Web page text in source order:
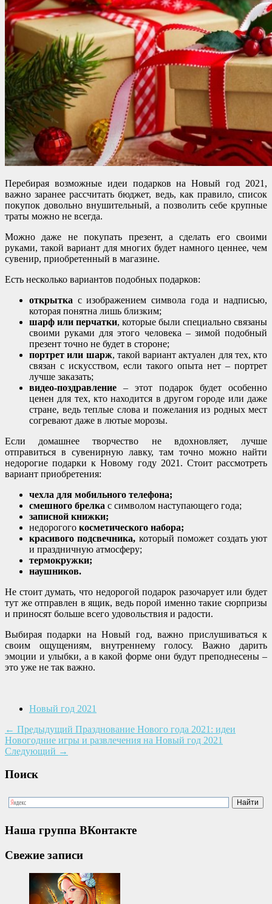
Перебирая возможные идеи подарков на Новый год 2021,
важно заранее рассчитать бюджет, ведь, как правило, список
покупок довольно внушительный, а позволить себе крупные
траты можно не всегда.
Можно даже не покупать презент, а сделать его своими
руками, такой вариант для многих будет намного ценнее, чем
сувенир, приобретенный в магазине.
Есть несколько вариантов подобных подарков:
открытка с изображением символа года и надписью,
которая понятна лишь близким;
шарф или перчатки, которые были специально связаны
своими руками для этого человека – зимой подобный
презент точно не будет в стороне;
портрет или шарж, такой вариант актуален для тех, кто
связан с искусством, если такого опыта нет – портрет
лучше заказать;
видео-поздравление – этот подарок будет особенно
ценен для тех, кто находится в другом городе или даже
стране, ведь теплые слова и пожелания из родных мест
согревают даже в лютые морозы.
Если домашнее творчество не вдохновляет, лучше
отправиться в сувенирную лавку, там точно можно найти
недорогие подарки к Новому году 2021. Стоит рассмотреть
вариант приобретения:
чехла для мобильного телефона;
смешного брелка с символом наступающего года;
записной книжки;
недорогого косметического набора;
красивого подсвечника, который поможет создать уют
и праздничную атмосферу;
термокружки;
наушников.
Не стоит думать, что недорогой подарок разочарует или будет
тут же отправлен в ящик, ведь порой именно такие сюрпризы
и приносят больше всего удовольствия и радости.
Выбирая подарки на Новый год, важно прислушиваться к
своим ощущениям, внутреннему голосу. Важно дарить
эмоции и улыбки, а в какой форме они будут преподнесены –
это уже не так важно.
Новый год 2021
← Предыдущий Празднование Нового года 2021: идеи
Новогодние игры и развлечения на Новый год 2021
Следующий →
Поиск
Наша группа ВКонтакте
Свежие записи